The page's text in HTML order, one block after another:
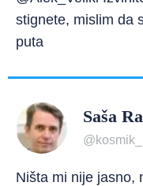
stignete, mislim da
puta
Saša
Ništa mi nije jasno,